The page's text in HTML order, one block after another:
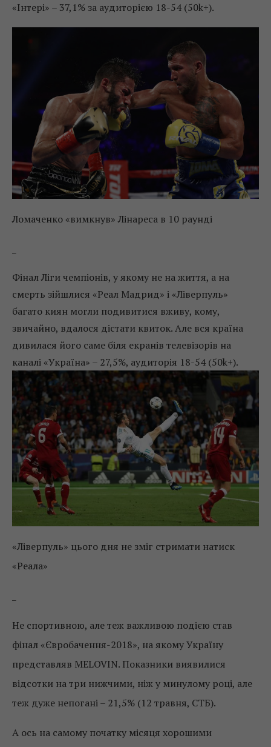
«Інтері» – 37,1% за аудиторією 18-54 (50k+).
Ломаченко «вимкнув» Лінареса в 10 раунді
Фінал Ліги чемпіонів, у якому не на життя, а на
смерть зійшлися «Реал Мадрид» і «Ліверпуль»
багато киян могли подивитися вживу, кому,
звичайно, вдалося дістати квиток. Але вся країна
дивилася його саме біля екранів телевізорів на
каналі «Україна» – 27,5%, аудиторія 18-54 (50k+).
«Ліверпуль» цього дня не зміг стримати натиск
«Реала»
Не спортивною, але теж важливою подією став
фінал «Євробачення-2018», на якому Україну
представляв MELOVIN. Показники виявилися
відсотки на три нижчими, ніж у минулому році, але
теж дуже непогані – 21,5% (12 травня, СТБ).
А ось на самому початку місяця хорошими